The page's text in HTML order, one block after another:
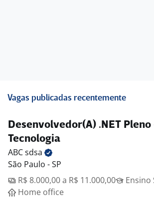
Vagas publicadas recentemente
Desenvolvedor(A) .NET
Tecnologia
ABCsdsa
São Paulo - SP
R$ 8.000,00 a R$ 11.000,00
Home office